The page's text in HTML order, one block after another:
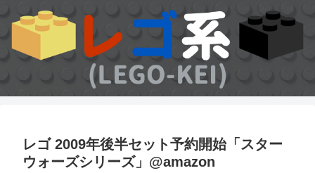
レゴ 2009年後半セット予約開始「スター
ウォーズシリーズ」@amazon